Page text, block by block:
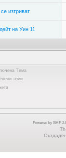
изтриват
на Уин 11
Тема
теми
Powered by SMF